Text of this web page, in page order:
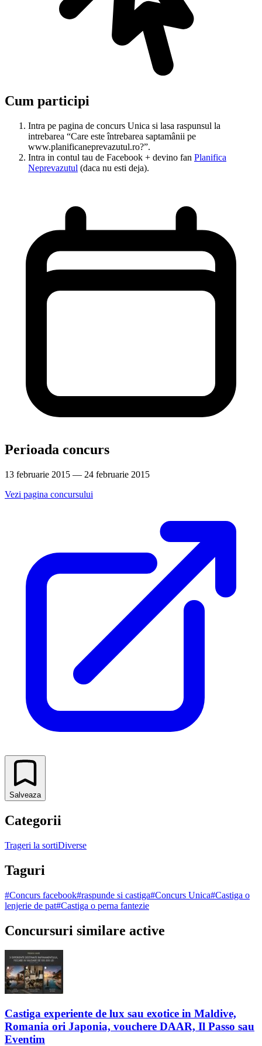
Cum participi
Intra pe pagina de concurs Unica si lasa raspunsul la
intrebarea “Care este întrebarea saptamânii pe
www.planificaneprevazutul.ro?”.
Intra in contul tau de Facebook + devino fan Planifica
Neprevazutul (daca nu esti deja).
Perioada concurs
13 februarie 2015 — 24 februarie 2015
Vezi pagina concursului
Salveaza
Categorii
Trageri la sortiDiverse
Taguri
#Concurs facebook#raspunde si castiga#Concurs Unica#Castiga o
lenjerie de pat#Castiga o perna fantezie
Concursuri similare active
Castiga experiente de lux sau exotice in Maldive,
Romania ori Japonia, vouchere DAAR, Il Passo sau
Eventim